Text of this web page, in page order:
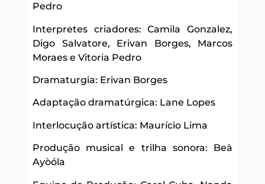
Pedro
Interpretes criadores: Camila Gonzalez,
Digo Salvatore, Erivan Borges, Marcos
Moraes e Vitoria Pedro
Dramaturgia: Erivan Borges
Adaptação dramatúrgica: Lane Lopes
Interlocução artística: Maurício Lima
Produção musical e trilha sonora: Beà
Ayòóla